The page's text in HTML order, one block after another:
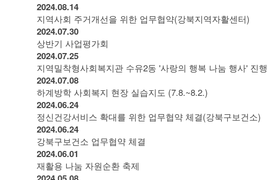
2024.08.14
지역사회 주거개선을 위한 업무협약(강북지역자활센터)
2024.07.30
상반기 사업평가회
2024.07.25
지역밀착형사회복지관 수유2동 '사랑의 행복 나눔 행사' 진행
2024.07.08
하계방학 사회복지 현장 실습지도 (7.8.~8.2.)
2024.06.24
정신건강서비스 확대를 위한 업무협약 체결(강북구보건소)
2024.06.24
강북구보건소 업무협약 체결
2024.06.01
재활용 나눔 자원순환 축제